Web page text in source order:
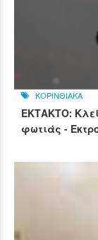
ΚΟΡΙΝΘΙΑΚΑ
ΕΚΤΑΚΤΟ:
φωτιάς -